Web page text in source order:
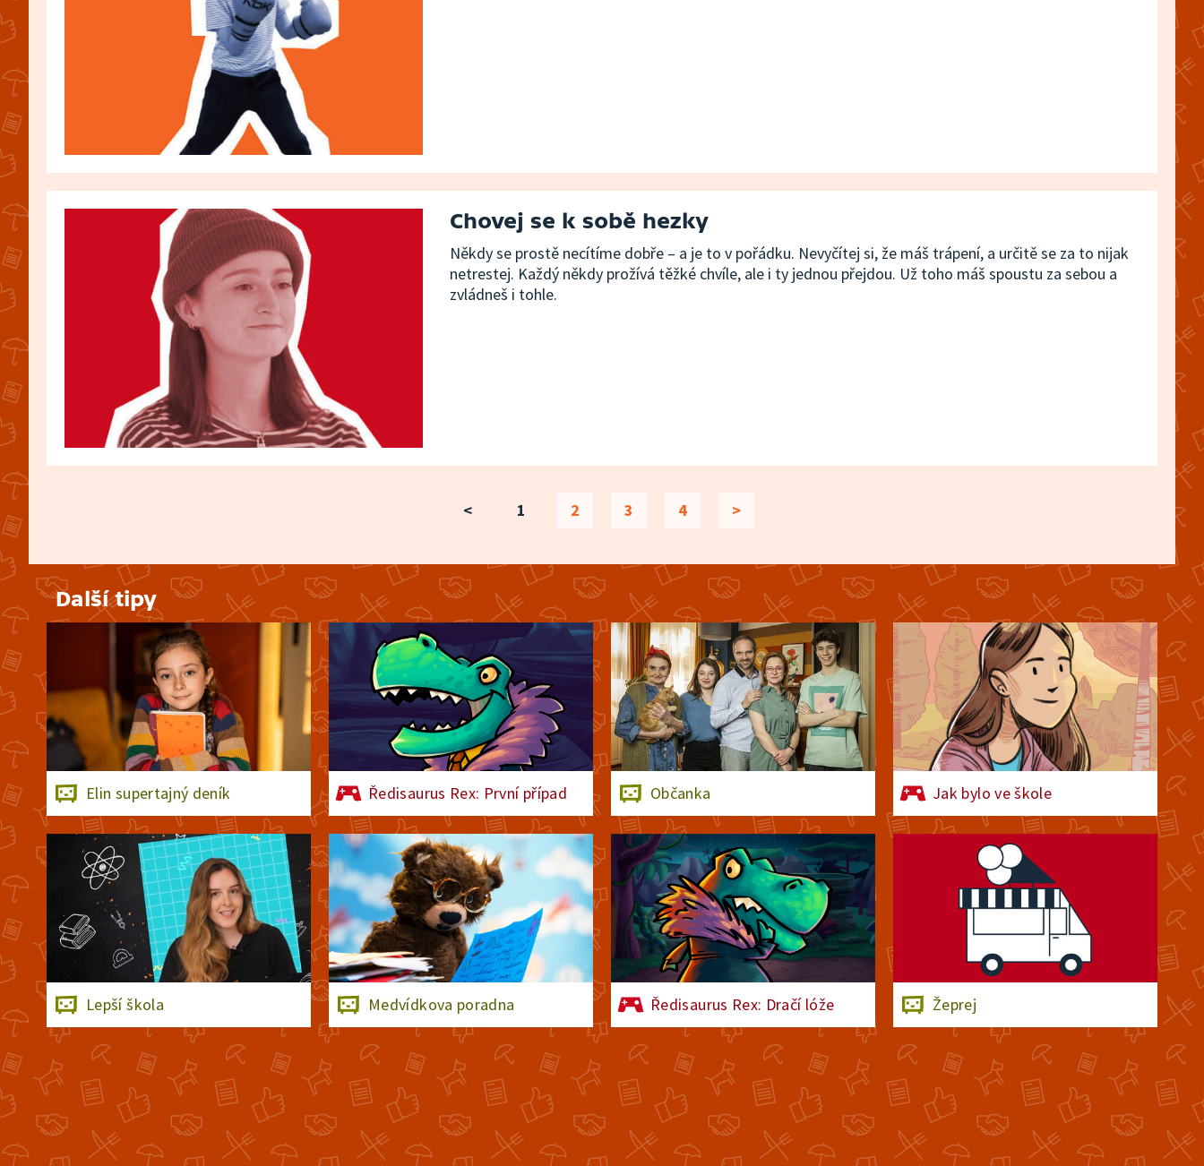
Chovej se k sobě hezky
Někdy se prostě necítíme dobře – a je to v pořádku. Nevyčítej si, že máš trápení, a určitě se za to nijak
netrestej. Každý někdy prožívá těžké chvíle, ale i ty jednou přejdou. Už toho máš spoustu za sebou a
zvládneš i tohle.
< 1 2 3 4 >
Další tipy
Elin supertajný deník Ředisaurus Rex: První případ Občanka Jak bylo ve škole
Lepší škola Medvídkova poradna Ředisaurus Rex: Dračí lóže Žeprej